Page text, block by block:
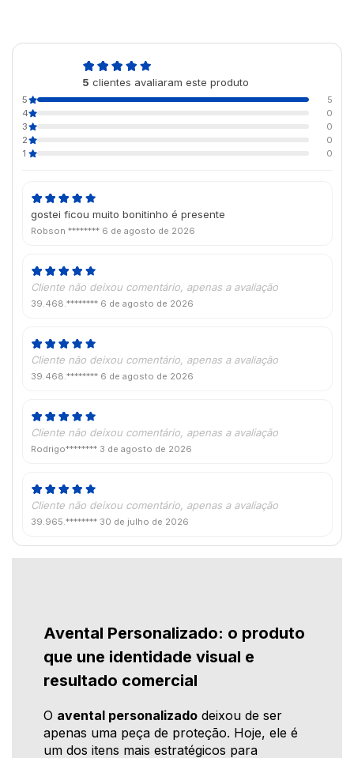
5 clientes avaliaram este produto
5
5
4
0
3
0
2
0
1
0
gostei ficou muito bonitinho é presente
Robson ******** 6 de agosto de 2026
Cliente não deixou comentário, apenas a avaliação
39.468.******** 6 de agosto de 2026
Cliente não deixou comentário, apenas a avaliação
39.468.******** 6 de agosto de 2026
Cliente não deixou comentário, apenas a avaliação
Rodrigo******** 3 de agosto de 2026
Cliente não deixou comentário, apenas a avaliação
39.965.******** 30 de julho de 2026
Avental Personalizado: o produto
que une identidade visual e
resultado comercial
O avental personalizado deixou de ser
apenas uma peça de proteção. Hoje, ele é
um dos itens mais estratégicos para